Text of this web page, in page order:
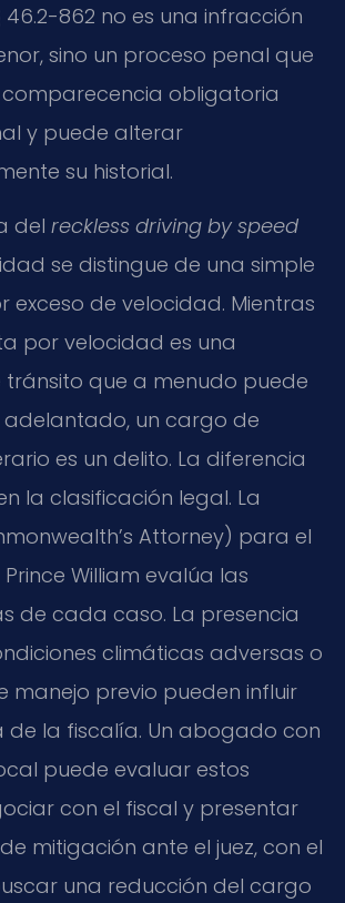
46.2-862 no es una infracción
sino un proceso penal que
obligatoria
y puede alterar
su historial.
del reckless driving by speed
se distingue de una simple
exceso de velocidad. Mientras
por velocidad es una
que a menudo puede
un cargo de
es un delito. La diferencia
la clasificación legal. La
Attorney) para el
William evalúa las
de cada caso. La presencia
climáticas adversas o
manejo previo pueden influir
de la fiscalía. Un abogado con
puede evaluar estos
con el fiscal y presentar
mitigación ante el juez, con el
una reducción del cargo